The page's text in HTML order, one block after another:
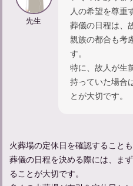
亡くなった人の顔を見に行く服
先生
人の希望を尊重
葬儀の日程は、
親族の都合も考
す。
特に、故人が生
持っていた場合
とが大切です。
火葬場の定休日を確認すること
葬儀の日程を決める際には、ま
ることが大切です。